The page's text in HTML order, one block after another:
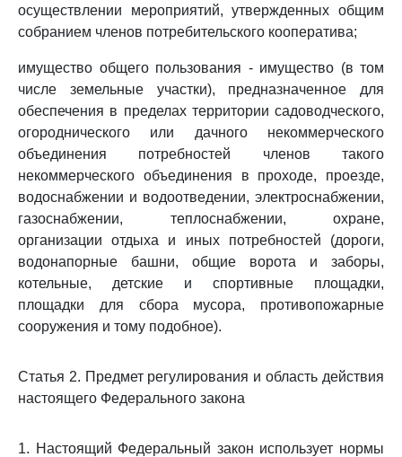
осуществлении мероприятий, утвержденных общим
собранием членов потребительского кооператива;
имущество общего пользования - имущество (в том
числе земельные участки), предназначенное для
обеспечения в пределах территории садоводческого,
огороднического или дачного некоммерческого
объединения потребностей членов такого
некоммерческого объединения в проходе, проезде,
водоснабжении и водоотведении, электроснабжении,
газоснабжении, теплоснабжении, охране,
организации отдыха и иных потребностей (дороги,
водонапорные башни, общие ворота и заборы,
котельные, детские и спортивные площадки,
площадки для сбора мусора, противопожарные
сооружения и тому подобное).
Статья 2. Предмет регулирования и область действия
настоящего Федерального закона
1. Настоящий Федеральный закон использует нормы